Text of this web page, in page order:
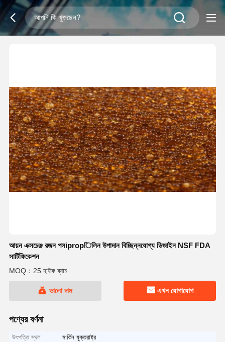
আয়ন এক্সচেঞ্জ রজন পলipropিলিন উপাদান বিচ্ছিন্নযোগ্য ডিজাইন NSF FDA
সার্টিফিকেশন
MOQ：25 হাইক ব্যাচ
ভালো দাম এখন যোগাযোগ
পণ্যের বর্ণনা
উৎপত্তি স্থল
মার্কিন যুক্তরাষ্ট্র